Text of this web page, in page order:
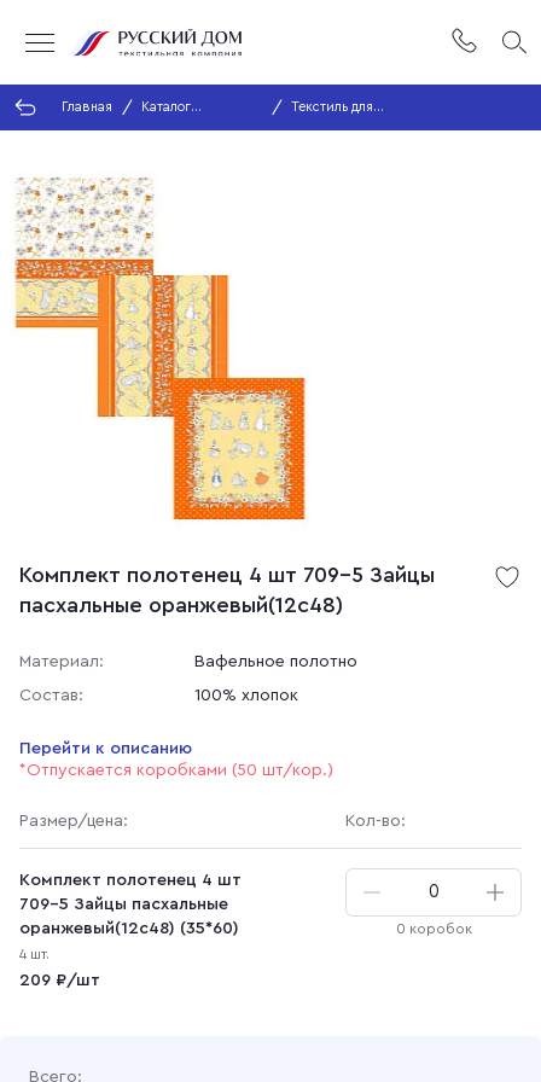
Главная
Каталог
продукции
Текстиль для
кухни
Комплект полотенец 4 шт 709-5 Зайцы
пасхальные оранжевый(12с48)
Материал:
Вафельное полотно
Состав:
100% хлопок
Перейти к описанию
*Отпускается коробками (50 шт/кор.)
Размер/цена: Кол-во:
Комплект полотенец 4 шт
709-5 Зайцы пасхальные
оранжевый(12с48) (35*60)
4 шт.
209 ₽/шт
0 коробок
Всего: